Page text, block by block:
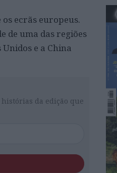
ecrãs europeus.
de uma das regiões
e a China
da edição que